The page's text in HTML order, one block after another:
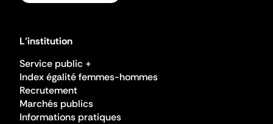
L'institution
Service public +
Index égalité femmes-hommes
Recrutement
Marchés publics
Informations pratiques